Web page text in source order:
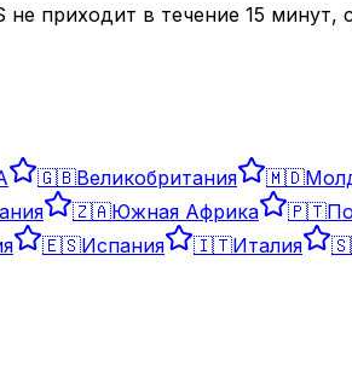
не приходит в течение 15
🇬🇧Великобритания 🇲🇩
🇿🇦Южная Африка 🇵🇹
🇪🇸Испания 🇮🇹Италия